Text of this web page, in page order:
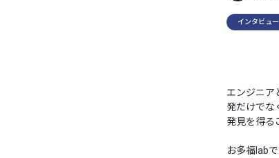
インタビュー
エンジニア
発だけでな
発見を得る
お多福lab